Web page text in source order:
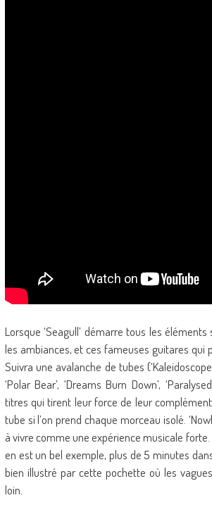
Lorsque ‘Seagull’ démarre tous les
les ambiances, et ces fameuses guitares qui
Suivra une avalanche de tubes
‘Polar Bear’, ‘Dreams Burn Down’,
titres qui tirent leur force de leur
tube si l’on prend chaque morceau isolé.
à vivre comme une expérience musicale
en est un bel exemple, plus de 5 minutes
bien illustré par cette pochette où les
loin.